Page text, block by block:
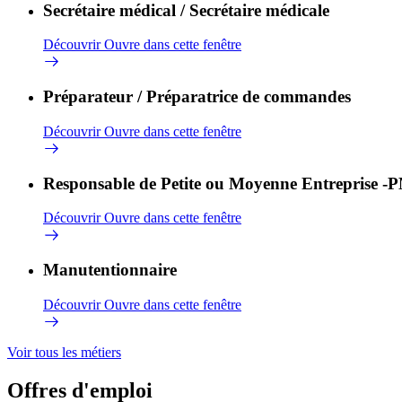
Secrétaire médical / Secrétaire médicale
DécouvrirOuvre dans cette fenêtre
Préparateur / Préparatrice de commandes
DécouvrirOuvre dans cette fenêtre
Responsable de Petite ou Moyenne Entreprise -
DécouvrirOuvre dans cette fenêtre
Manutentionnaire
DécouvrirOuvre dans cette fenêtre
Voir tous les métiers
Offres d'emploi